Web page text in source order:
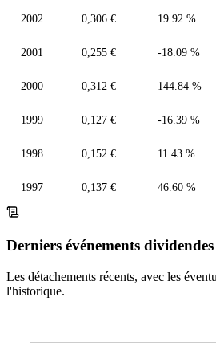
2002 0,306 € 19.92 %
2001 0,255 € -18.09 %
2000 0,312 € 144.84 %
1999 0,127 € -16.39 %
1998 0,152 € 11.43 %
1997 0,137 € 46.60 %
Derniers événements dividendes
Les détachements récents, avec les
l'historique.